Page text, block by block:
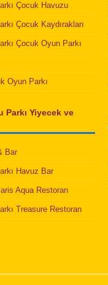
Çocuk Havuzu
Çocuk Kaydırakları
Çocuk Oyun Parkı
Oyun Parkı
Parkı Yiyecek ve
Bar
Havuz Bar
Aqua Restoran
Treasure Restoran